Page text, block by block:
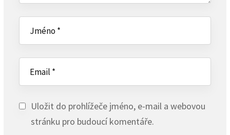
Uložit do prohlížeče jméno, e-mail a webovou
stránku pro budoucí komentáře.